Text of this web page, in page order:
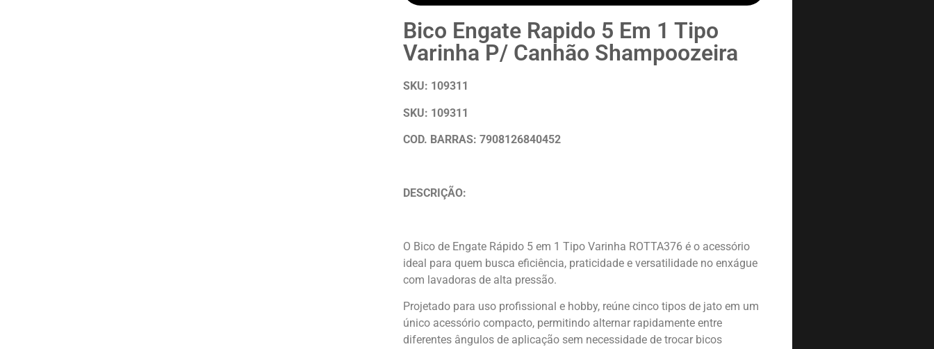
Bico Engate Rapido 5 Em 1 Tipo
Varinha P/ Canhão Shampoozeira
SKU: 109311
SKU: 109311
COD. BARRAS: 7908126840452
DESCRIÇÃO:
O Bico de Engate Rápido 5 em 1 Tipo Varinha ROTTA376 é o acessório
ideal para quem busca eficiência, praticidade e versatilidade no enxágue
com lavadoras de alta pressão.
Projetado para uso profissional e hobby, reúne cinco tipos de jato em um
único acessório compacto, permitindo alternar rapidamente entre
diferentes ângulos de aplicação sem necessidade de trocar bicos